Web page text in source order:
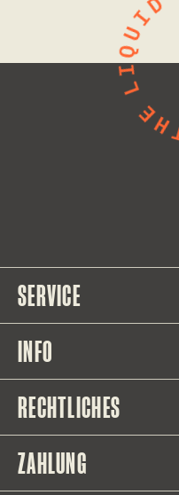
SERVICE
INFO
RECHTLICHES
ZAHLUNG